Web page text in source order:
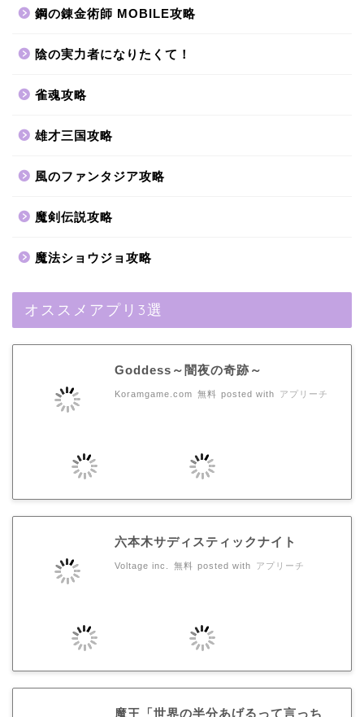
鋼の錬金術師 MOBILE攻略
陰の実力者になりたくて！
雀魂攻略
雄才三国攻略
風のファンタジア攻略
魔剣伝説攻略
魔法ショウジョ攻略
オススメアプリ3選
Goddess～闇夜の奇跡～
Koramgame.com 無料 posted with アプリーチ
六本木サディスティックナイト
Voltage inc. 無料 posted with アプリーチ
魔王「世界の半分あげるって言っち